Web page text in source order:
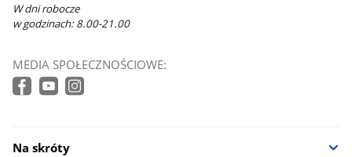
W dni robocze
w godzinach: 8.00-21.00
MEDIA SPOŁECZNOŚCIOWE:
Na skróty